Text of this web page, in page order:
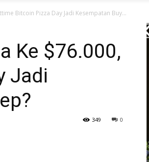
Bitcoin Pizza Day Jadi Kesempatan Buy...
Ke $76.000,
Jadi
0
349